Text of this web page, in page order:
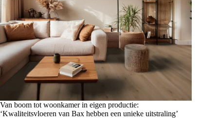
Van boom tot woonkamer in eigen productie:
‘Kwaliteitsvloeren van Bax hebben een unieke uitstraling’